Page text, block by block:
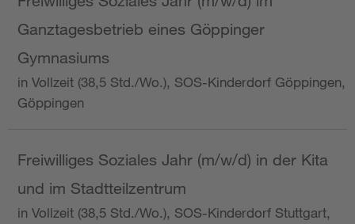
Ganztagesbetrieb eines Göppinger
Gymnasiums
in Vollzeit (38,5 Std./Wo.), SOS-Kinderdorf Göppingen,
Göppingen
Freiwilliges Soziales Jahr (m/w/d) in der Kita
und im Stadtteilzentrum
in Vollzeit (38,5 Std./Wo.), SOS-Kinderdorf Stuttgart,